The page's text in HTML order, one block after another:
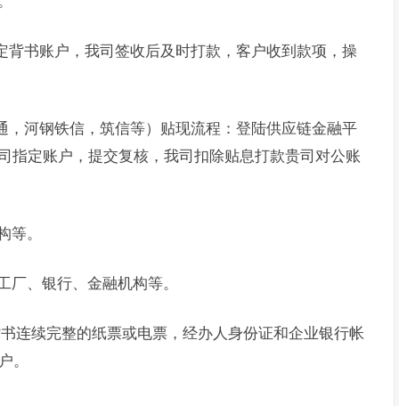
背书账户，我司签收后及时打款，客户收到款项，操
河钢铁信，筑信等）贴现流程：登陆供应链金融平
指定账户，提交复核，我司扣除贴息打款贵司对公账
等。
厂、银行、金融机构等。
连续完整的纸票或电票，经办人身份证和企业银行帐
。